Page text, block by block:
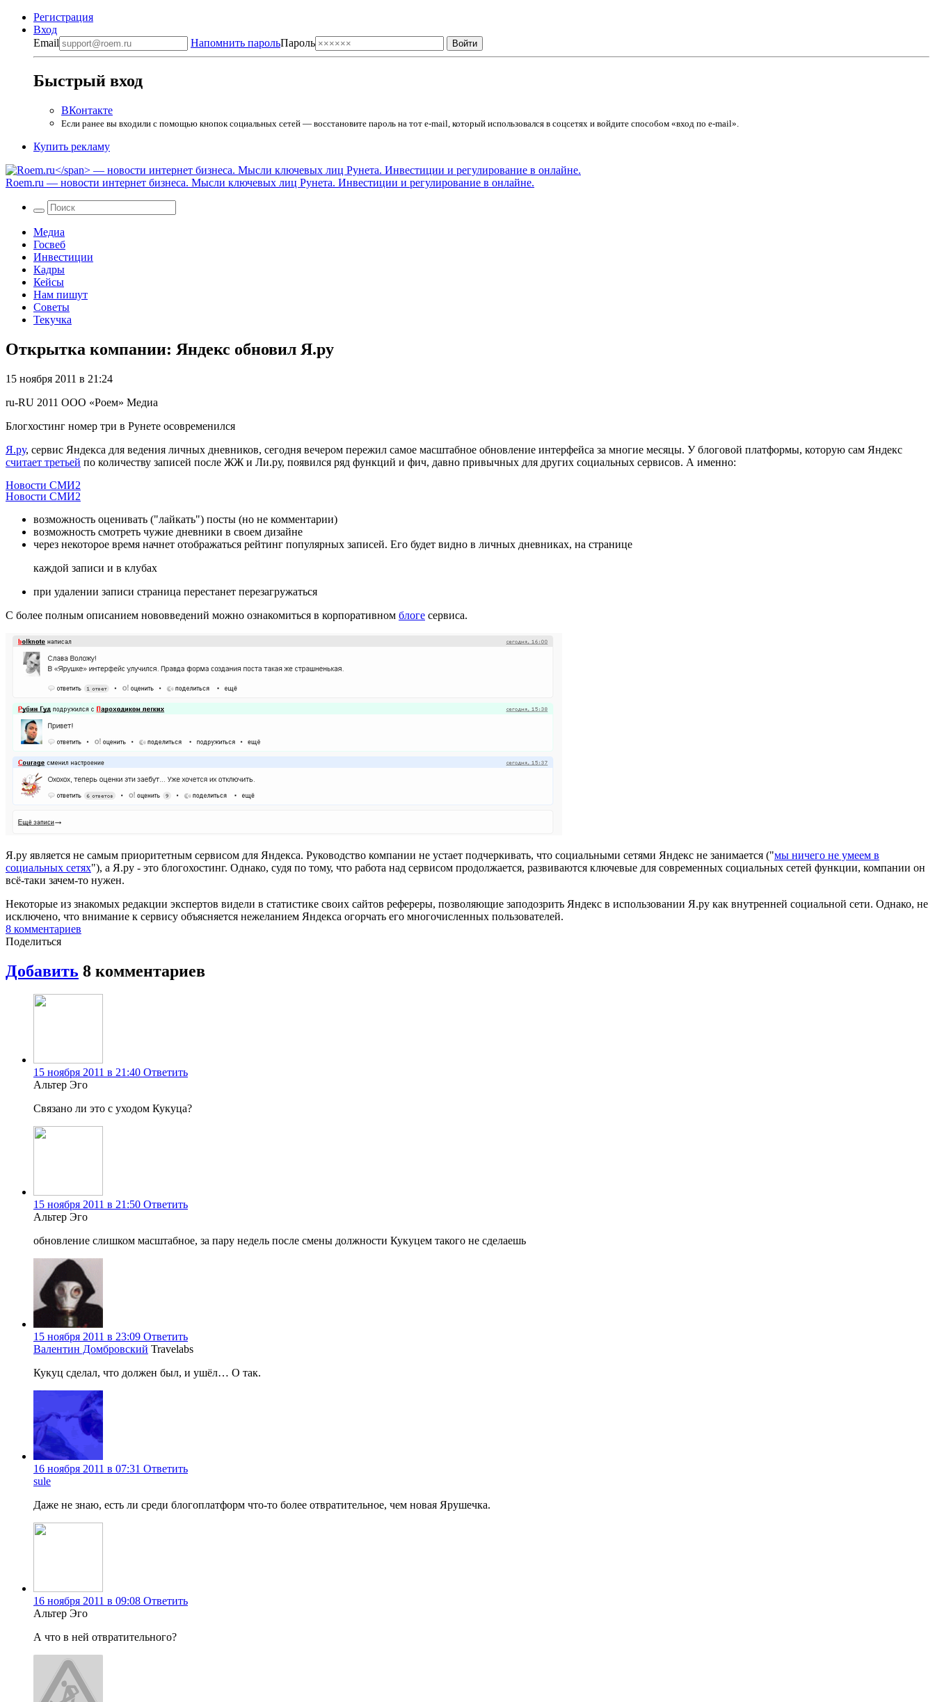
Регистрация
Вход
Email
Напомнить парольПароль
Быстрый вход
ВКонтакте
Если ранее вы входили с помощью кнопок социальных сетей — восстановите пароль на тот e-mail, который использовался в соцсетях и войдите способом «вход по e-mail».
Купить рекламу
Roem.ru — новости интернет бизнеса. Мысли ключевых лиц Рунета. Инвестиции и регулирование в онлайне.
Медиа
Госвеб
Инвестиции
Кадры
Кейсы
Нам пишут
Советы
Текучка
Открытка компании: Яндекс обновил Я.ру
15 ноября 2011 в 21:24
ru-RU 2011 ООО «Роем» Медиа
Блогхостинг номер три в Рунете осовременился
Я.ру, сервис Яндекса для ведения личных дневников, сегодня вечером пережил самое масштабное обновление интерфейса за многие месяцы. У блоговой платформы, которую сам Яндекс
считает третьей по количеству записей после ЖЖ и Ли.ру, появился ряд функций и фич, давно привычных для других социальных сервисов. А именно:
Новости СМИ2
Новости СМИ2
возможность оценивать ("лайкать") посты (но не комментарии)
возможность смотреть чужие дневники в своем дизайне
через некоторое время начнет отображаться рейтинг популярных записей. Его будет видно в личных дневниках, на странице
каждой записи и в клубах
при удалении записи страница перестанет перезагружаться
C более полным описанием нововведений можно ознакомиться в корпоративном блоге сервиса.
Я.ру является не самым приоритетным сервисом для Яндекса. Руководство компании не устает подчеркивать, что социальными сетями Яндекс не занимается ("мы ничего не умеем в
социальных сетях"), а Я.ру - это блогохостинг. Однако, судя по тому, что работа над сервисом продолжается, развиваются ключевые для современных социальных сетей функции, компании он
всё-таки зачем-то нужен.
Некоторые из знакомых редакции экспертов видели в статистике своих сайтов рефереры, позволяющие заподозрить Яндекс в использовании Я.ру как внутренней социальной сети. Однако, не
исключено, что внимание к сервису объясняется нежеланием Яндекса огорчать его многочисленных пользователей.
8 комментариев
Поделиться
Добавить 8 комментариев
15 ноября 2011 в 21:40 Ответить
Альтер Эго
Связано ли это с уходом Кукуца?
15 ноября 2011 в 21:50 Ответить
Альтер Эго
обновление слишком масштабное, за пару недель после смены должности Кукуцем такого не сделаешь
15 ноября 2011 в 23:09 Ответить
Валентин Домбровский Travelabs
Кукуц сделал, что должен был, и ушёл… О так.
16 ноября 2011 в 07:31 Ответить
sule
Даже не знаю, есть ли среди блогоплатформ что-то более отвратительное, чем новая Ярушечка.
16 ноября 2011 в 09:08 Ответить
Альтер Эго
А что в ней отвратительного?